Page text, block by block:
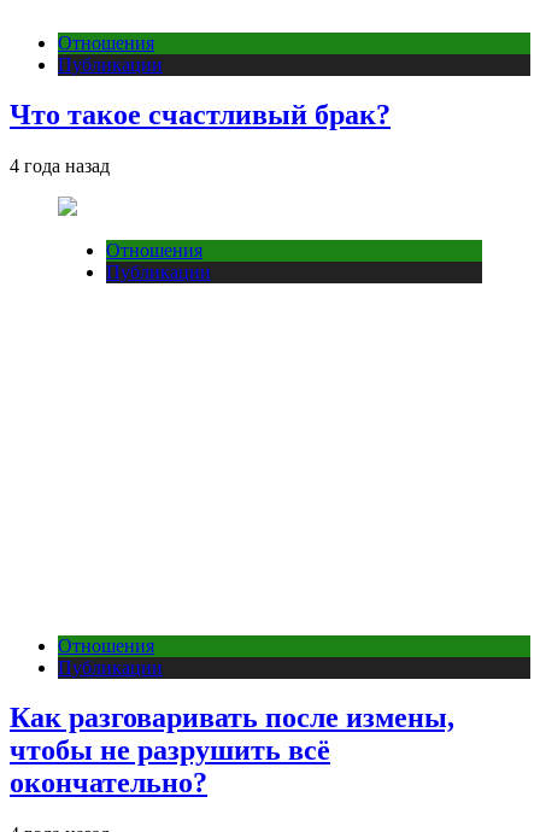
Отношения
Публикации
Что такое счастливый брак?
4 года назад
Отношения
Публикации
Отношения
Публикации
Как разговаривать после измены,
чтобы не разрушить всё
окончательно?